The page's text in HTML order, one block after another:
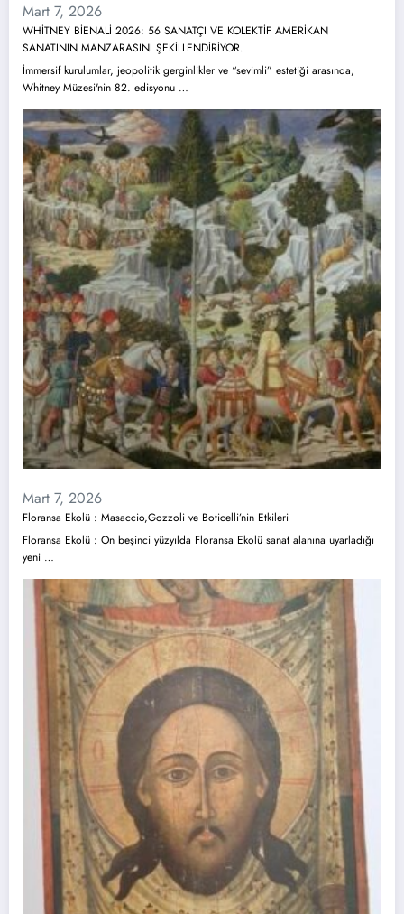
Mart 7, 2026
WHİTNEY BİENALİ 2026: 56 SANATÇI VE KOLEKTİF AMERİKAN
SANATININ MANZARASINI ŞEKİLLENDİRİYOR.
İmmersif kurulumlar, jeopolitik gerginlikler ve “sevimli” estetiği arasında,
Whitney Müzesi'nin 82. edisyonu …
Mart 7, 2026
Floransa Ekolü : Masaccio,Gozzoli ve Boticelli’nin Etkileri
Floransa Ekolü : On beşinci yüzyılda Floransa Ekolü sanat alanına uyarladığı
yeni …